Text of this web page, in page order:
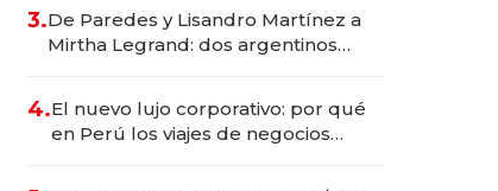
marcas "fast premium"
3.De Paredes y Lisandro Martínez a
Mirtha Legrand: dos argentinos
4.El nuevo lujo corporativo: por qué
en Perú los viajes de negocios